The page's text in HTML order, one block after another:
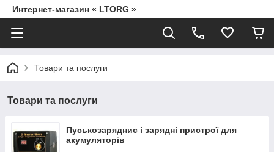
Интернет-магазин « LTORG »
Товари та послуги
Товари та послуги
Пуськозарядниє і зарядні пристрої для
акумуляторів